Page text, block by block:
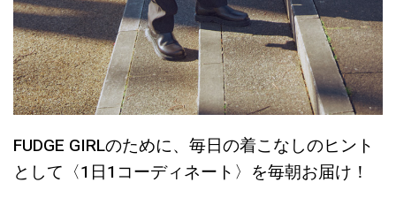
FUDGE GIRLのために、毎日の着こなしのヒント
として〈1日1コーディネート〉を毎朝お届け！